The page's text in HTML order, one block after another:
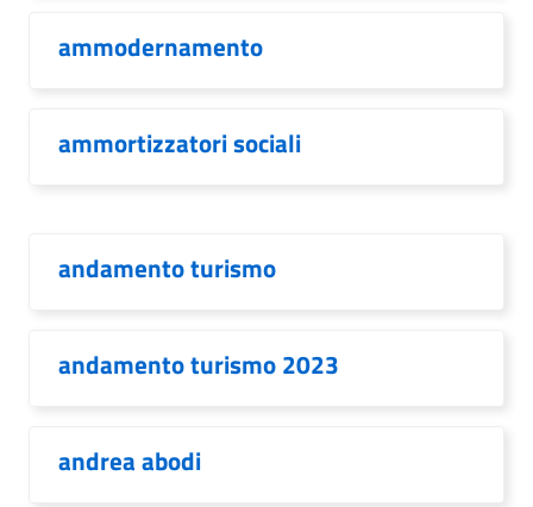
ammodernamento
ammortizzatori sociali
andamento turismo
andamento turismo 2023
andrea abodi